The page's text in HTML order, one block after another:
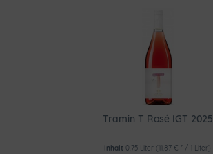
Tramin T Rosé IGT 2025
Inhalt 0.75 Liter (11,87 € * / 1 Liter)